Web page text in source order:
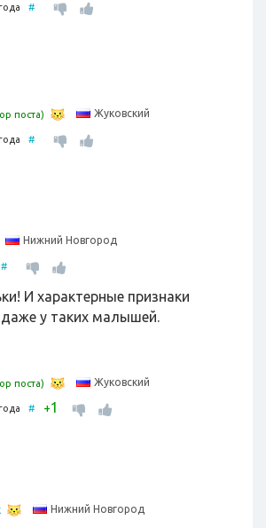
#
поста) Жуковский
#
Нижний Новгород
#
И характерные признаки
у таких малышей.
поста) Жуковский
# +1
Нижний Новгород